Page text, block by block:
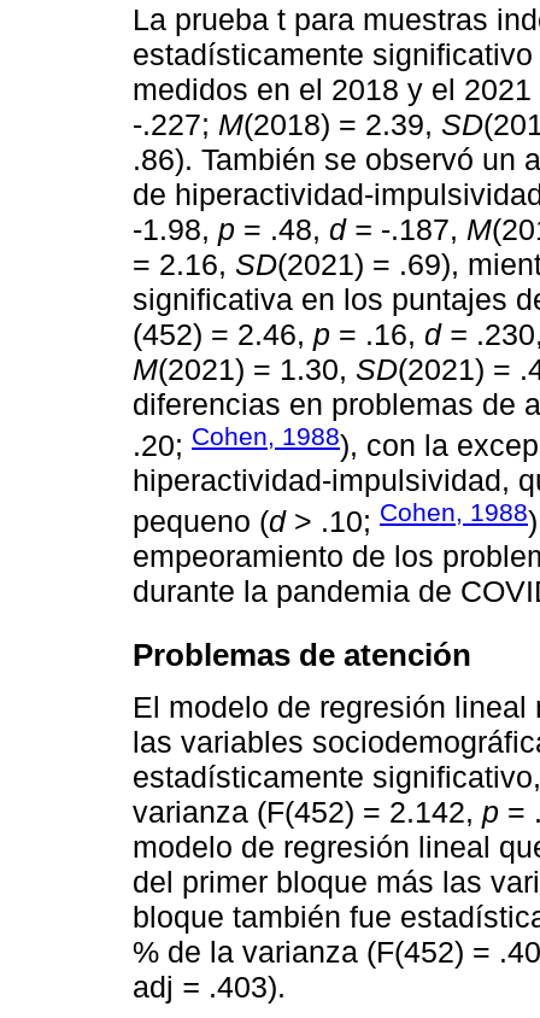
La prueba t para muestras
estadísticamente
medidos en el 2018 y el 2021
-.227; M(2018) = 2.39, SD
.86). También se observó un
de hiperactividad-
-1.98, p = .48, d = -.187, M
= 2.16, SD(2021) = .69),
significativa en los puntajes
(452) = 2.46, p = .16, d =
M(2021) = 1.30, SD(2021) =
diferencias en problemas de
.20; Cohen, 1988), con la
hiperactividad-impulsividad,
pequeno (d> .10; Cohen, 1988
empeoramiento de los
durante la pandemia de
Problemas de atención
El modelo de regresión
las variables
estadísticamente
varianza (F(452) = 2.142, p =
modelo de regresión lineal
del primer bloque más las
bloque también fue
% de la varianza (F(452) =
adj = .403).